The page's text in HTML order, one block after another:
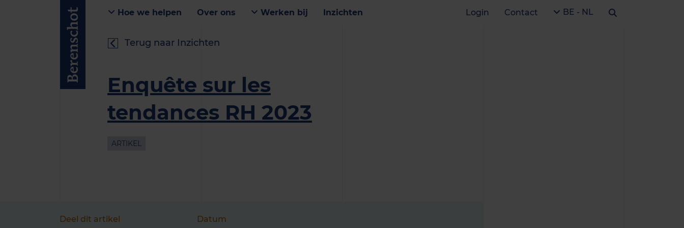
Hoe we helpen Over ons Werken bij Inzichten Login Contact BE - NL
Terug naar Inzichten
Enquête sur les
tendances RH 2023
ARTIKEL
Deel dit artikel
Datum